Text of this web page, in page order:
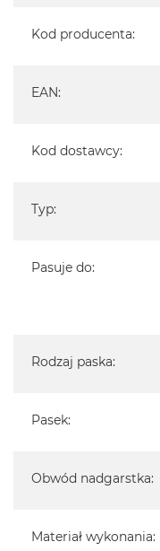
Kod producenta:
EAN:
Kod dostawcy:
Typ:
Pasuje do:
Rodzaj paska:
Pasek:
Obwód nadgarstka:
Materiał wykonania: